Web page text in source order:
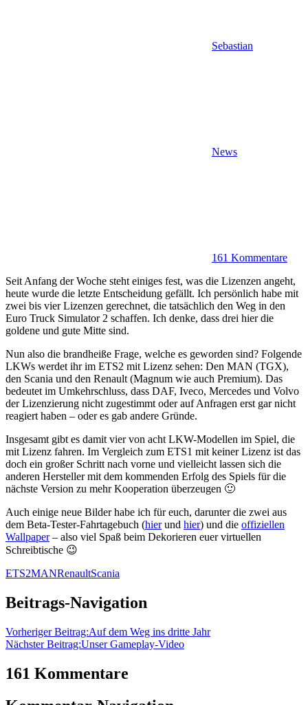
Sebastian
News
161 Kommentare
Seit Anfang der Woche steht einiges fest, was die Lizenzen angeht,
heute wurde die letzte Entscheidung gefällt. Ich persönlich habe mit
zwei bis vier Lizenzen gerechnet, die tatsächlich den Weg in den
Euro Truck Simulator 2 schaffen. Ich denke, dass drei hier die
goldene und gute Mitte sind.
Nun also die brandheiße Frage, welche es geworden sind? Folgende
LKWs werdet ihr im ETS2 mit Lizenz sehen: Den MAN (TGX),
den Scania und den Renault (Magnum wie auch Premium). Das
bedeutet im Umkehrschluss, dass DAF, Iveco, Mercedes und Volvo
der Lizenzierung nicht zugestimmt oder auf Anfragen erst gar nicht
reagiert haben – oder es gab andere Gründe.
Insgesamt gibt es damit vier von acht LKW-Modellen im Spiel, die
mit Lizenz fahren. Im Vergleich zum ETS1 mit keiner Lizenz ist das
doch ein großer Schritt nach vorne und vielleicht lassen sich die
anderen Hersteller mit dem kommenden Erfolg des Spiels für die
nächste Version zu mehr Kooperation überzeugen 🙂
Auch einige neue Bilder habe ich für euch, darunter die zwei aus
dem Beta-Tester-Fahrtagebuch (hierund hier) und die offiziellen
Wallpaper– also viel Spaß beim Dekorieren euer virtuellen
Schreibtische 😉
ETS2MANRenaultScania
Beitrags-Navigation
Vorheriger Beitrag:Auf dem Weg ins dritte Jahr
Nächster Beitrag:Unser Gameplay-Video
161 Kommentare